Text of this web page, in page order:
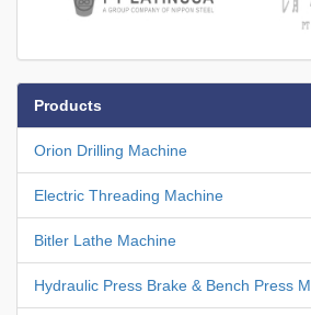
Products
Orion Drilling Machine
Electric Threading Machine
Bitler Lathe Machine
Hydraulic Press Brake & Bench Press